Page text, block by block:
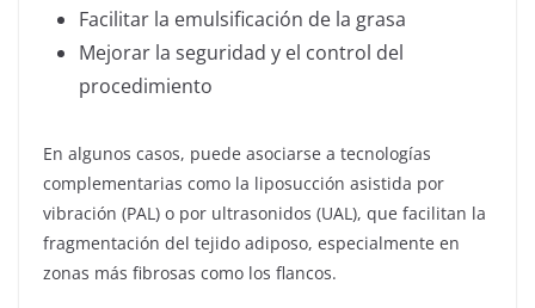
Facilitar la emulsificación de la grasa
Mejorar la seguridad y el control del
procedimiento
En algunos casos, puede asociarse a tecnologías
complementarias como la liposucción asistida por
vibración (PAL) o por ultrasonidos (UAL), que facilitan la
fragmentación del tejido adiposo, especialmente en
zonas más fibrosas como los flancos.